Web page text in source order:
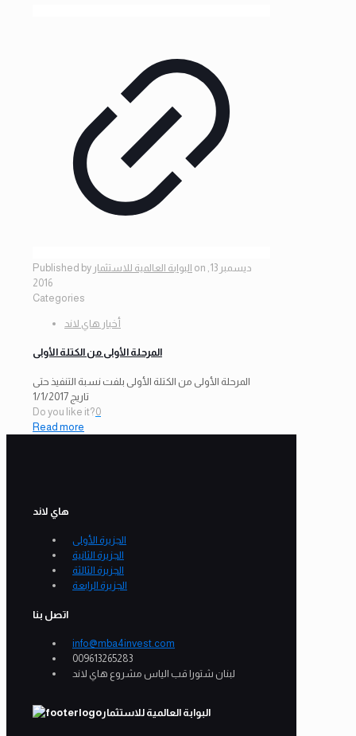
Published by البوابة العالمية للاستثمار on ديسمبر 13,
2016
Categories
أخبار هاي لاند
المرحلة الأولى من الكتلة الأولى
المرحلة الأولى من الكتلة الأولى بلفت نسبة التنفيذ حتى
تاريج 1/1/2017
Do you like it?0
Read more
هاي لاند
الجزيرة الأولى
الجزيرة الثانية
الجزيرة الثالثة
الجزيرة الرابعة
اتصل بنا
info@mba4invest.com
009613265283
لبنان شتورا قب الياس مشروع هاي لاند
البوابة العالمية للاستثمار